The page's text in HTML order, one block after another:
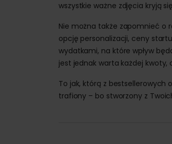
wszystkie ważne zdjęcia kryją
Nie można także zapomnieć o
opcję personalizacji, ceny
wydatkami, na które wpływ
jest jednak warta każdej kwoty,
To jak, którą z bestsellerowych
trafiony – bo stworzony z